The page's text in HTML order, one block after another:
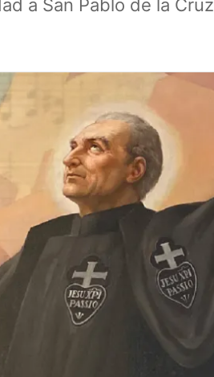
a San Pablo de la Cruz